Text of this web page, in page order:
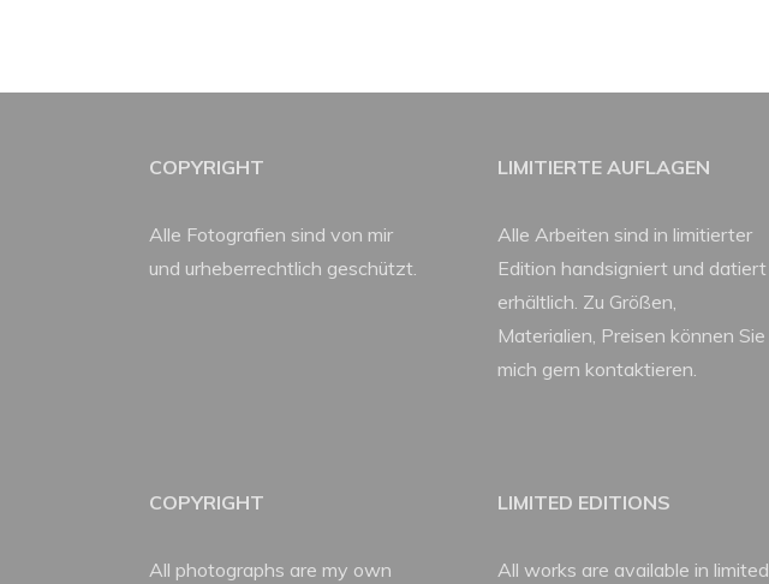
COPYRIGHT
Alle Fotografien sind von mir
und urheberrechtlich geschützt.
LIMITIERTE AUFLAGEN
Alle Arbeiten sind in limitierter
Edition handsigniert und datiert
erhältlich. Zu Größen,
Materialien, Preisen können Sie
mich gern kontaktieren.
COPYRIGHT
All photographs are my own
LIMITED EDITIONS
All works are available in limited